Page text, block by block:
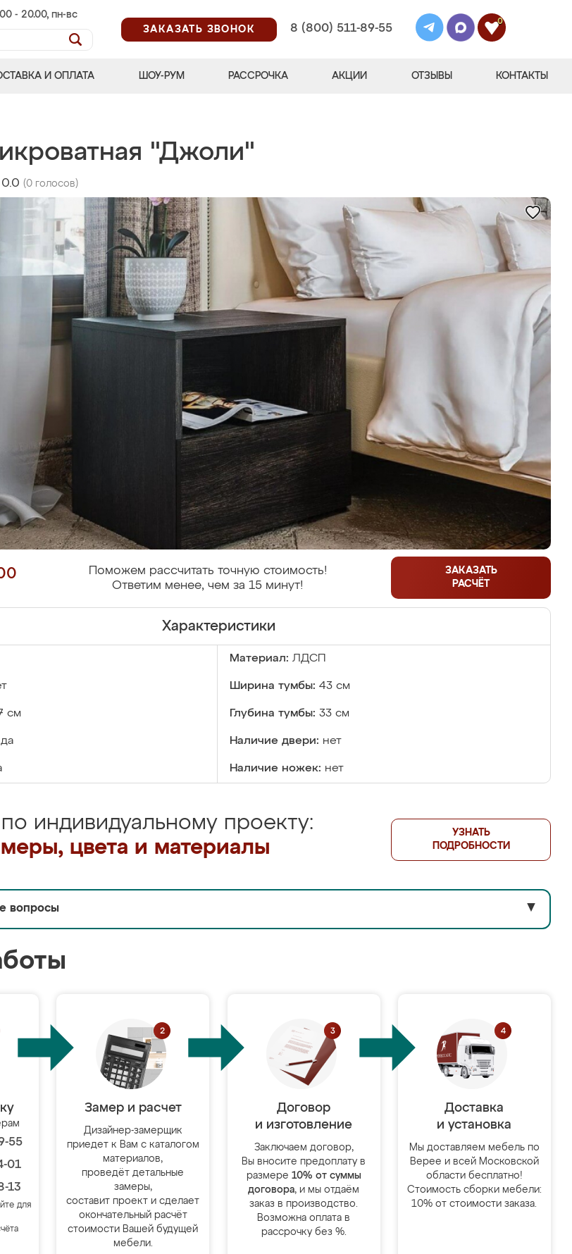
- 20.00, пн-вс
ЗАКАЗАТЬ ЗВОНОК
8 (800) 511-89-55
0
И ОПЛАТА ШОУ-РУМ РАССРОЧКА АКЦИИ ОТЗЫВЫ КОНТАКТЫ
"Джоли"
0.0 (0 голосов)
Поможем рассчитать точную стоимость!
Ответим менее, чем за 15 минут!
ЗАКАЗАТЬ
РАСЧЁТ
Характеристики
Материал: ЛДСП
Ширина тумбы: 43 см
см Глубина тумбы: 33 см
да Наличие двери: нет
Наличие ножек: нет
индивидуальному проекту:
цвета и материалы
УЗНАТЬ
ПОДРОБНОСТИ
вопросы ▼
55
01
13
для
Замер и расчет
Дизайнер-замерщик
приедет к Вам с каталогом
материалов,
проведёт детальные
замеры,
составит проект и сделает
окончательный расчёт
стоимости Вашей будущей
мебели.
Договор
и изготовление
Заключаем договор,
Вы вносите предоплату в
размере 10% от суммы
договора, и мы отдаём
заказ в производство.
Возможна оплата в
рассрочку без %.
Доставка
и установка
Мы доставляем мебель по
Верее и всей Московской
области бесплатно!
Стоимость сборки мебели:
10% от стоимости заказа.